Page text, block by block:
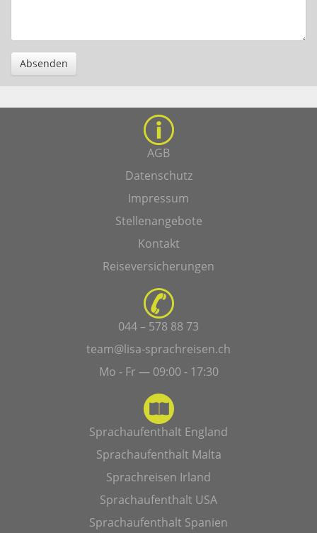
Absenden
AGB
Datenschutz
Impressum
Stellenangebote
Kontakt
Reiseversicherungen
044 – 578 88 73
team@lisa-sprachreisen.ch
Mo - Fr — 09:00 - 17:30
Sprachaufenthalt England
Sprachaufenthalt Malta
Sprachreisen Irland
Sprachaufenthalt USA
Sprachaufenthalt Spanien